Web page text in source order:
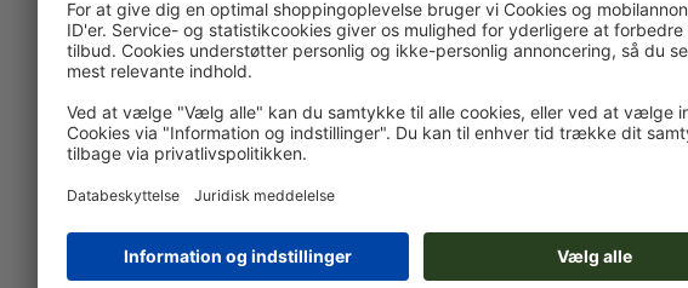
Egne trykfiler
Du kan uploade dine trykfiler før eller efter du afslutter